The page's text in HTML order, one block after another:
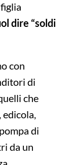
dire “soldi
con
di
che
edicola,
di
da un